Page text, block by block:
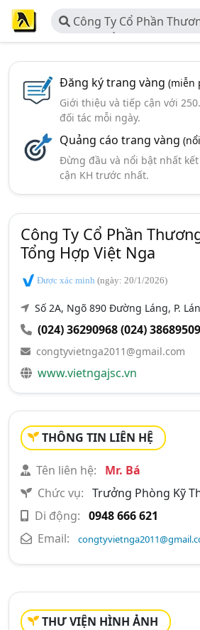
Công Ty Cổ Phần
Dịch Vụ Tổng Hợp Việt
Đăng ký trang vàng (miễn
Giới thiệu và tiếp cận với
đối tác mỗi ngày.
Quảng cáo trang vàng
Đừng đầu và nổi bật nhất
cận KH trước nhất.
Công Ty Cổ Phần
Tổng Hợp Việt Nga
Được xác minh (ngày: 20/1/2026)
Số 2A, Ngõ 890 Đường Láng, P.
(024) 36290968(024) 38689509
congtyvietnga2011@gmail.com
www.vietngajsc.vn
THÔNG TIN LIÊN HỆ
Tên liên hệ:
Mr. Bá
Chức vụ: Trưởng Phòng Kỹ
Di động: 0948 666 621
Email:
THƯ VIỆN HÌNH ẢNH